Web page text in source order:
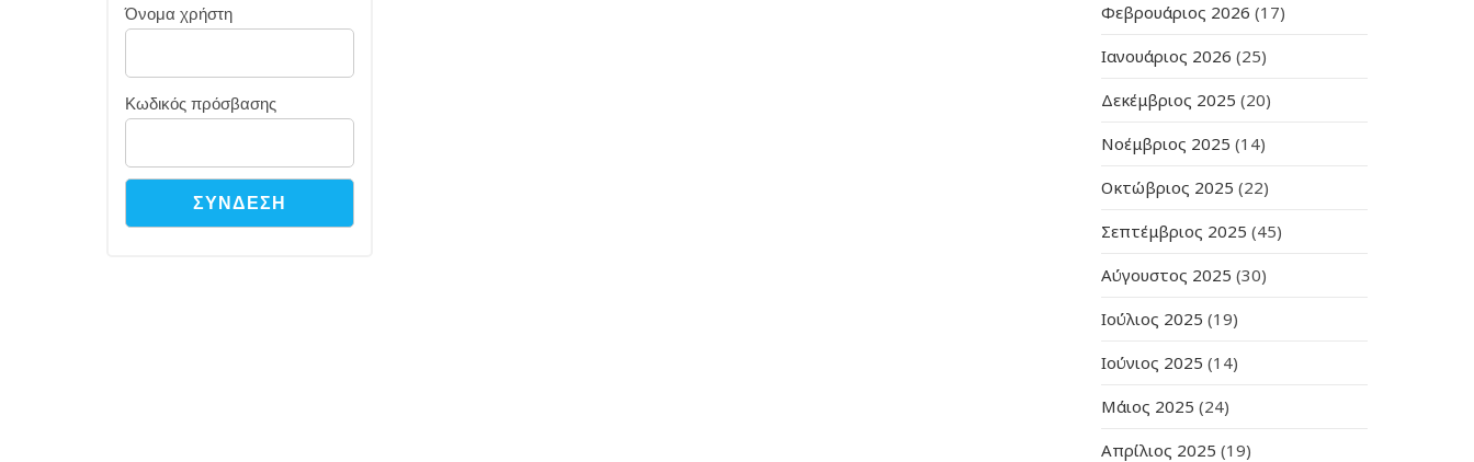
Όνομα χρήστη
Κωδικός πρόσβασης
Φεβρουάριος 2026 (17)
Ιανουάριος 2026 (25)
Δεκέμβριος 2025 (20)
Νοέμβριος 2025 (14)
Οκτώβριος 2025 (22)
Σεπτέμβριος 2025 (45)
Αύγουστος 2025 (30)
Ιούλιος 2025 (19)
Ιούνιος 2025 (14)
Μάιος 2025 (24)
Απρίλιος 2025 (19)